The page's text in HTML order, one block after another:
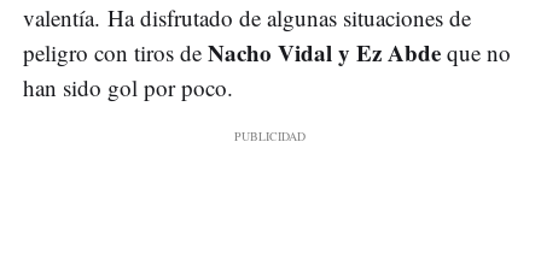
valentía. Ha disfrutado de algunas situaciones de
peligro con tiros de Nacho Vidal y Ez Abde que no
han sido gol por poco.